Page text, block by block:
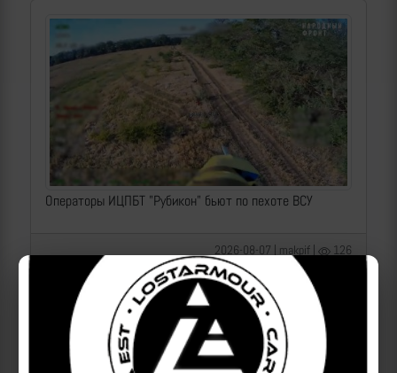
Операторы ИЦПБТ "Рубикон" бьют по пехоте ВСУ
2026-08-07 | makpif | 126